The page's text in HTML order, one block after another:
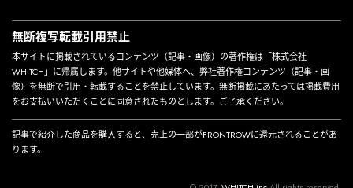
無断複写転載引用禁止
本サイトに掲載されているコンテンツ（記事・画像）の著作権は「株式会社
WHITCH」に帰属します。他サイトや他媒体へ、弊社著作権コンテンツ（記事・画
像）を無断で引用・転載することを禁止しています。無断掲載にあたっては掲載費用
をお支払いいただくことに同意されたものとします。ご了承ください。
記事で紹介した商品を購入すると、売上の一部がFRONTROWに還元されることがあ
ります。